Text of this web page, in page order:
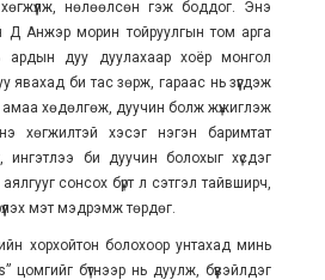
нөлөөлсөн гэж боддог. Энэ
Д Анжэр морин тойруулгын том арга
дуу дуулахаар хоёр монгол
явахад би тас зөрж, гараас нь зүүгдэж
амаа хөдөлгөж, дуучин болж жүжиглэж
хөгжилтэй хэсэг нэгэн баримтат
би дуучин болохыг хүсдэг
сонсох бүрт л сэтгэл тайвширч,
мэт мэдрэмж төрдөг.
хорхойтон болохоор унтахад минь
бүтнээр нь дуулж, бүүвэйлдэг